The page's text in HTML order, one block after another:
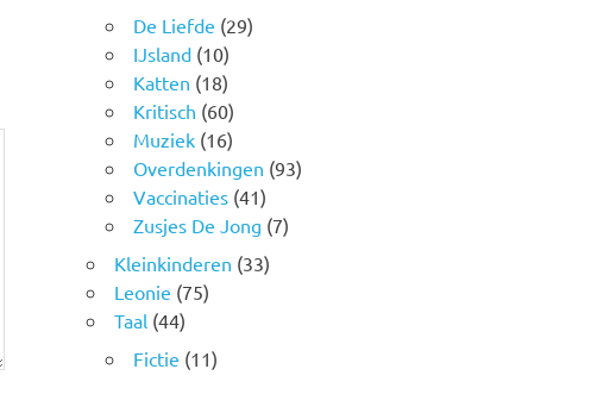
De Liefde (29)
IJsland (10)
Katten (18)
Kritisch (60)
Muziek (16)
Overdenkingen (93)
Vaccinaties (41)
Zusjes De Jong (7)
Kleinkinderen (33)
Leonie (75)
Taal (44)
Fictie (11)